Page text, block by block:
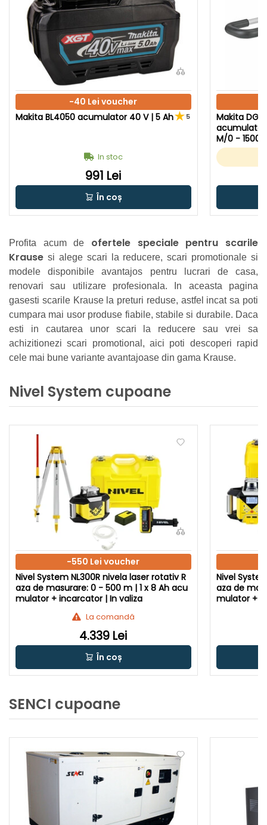
-40 Lei voucher
Makita BL4050 acumulator 40 V | 5 Ah
5
In stoc
991 Lei
În coș
Makita
acumulator
M/0 - 1500
ulator +
ginal
Profita acum de ofertele speciale pentru scarile
Krause si alege scari la reducere, scari promotionale si
modele disponibile avantajos pentru lucrari de casa,
renovari sau utilizare profesionala. In aceasta pagina
gasesti scarile Krause la preturi reduse, astfel incat sa poti
cumpara mai usor produse fiabile, stabile si durabile. Daca
esti in cautarea unor scari la reducere sau vrei sa
achizitionezi scari promotional, aici poti descoperi rapid
cele mai bune variante avantajoase din gama Krause.
Nivel System cupoane
-550 Lei voucher
Nivel System NL300R nivela laser rotativ R
aza de masurare: 0 - 500 m | 1 x 8 Ah acu
mulator + incarcator | In valiza
La comandă
4.339 Lei
În coș
Nivel
aza de
mulator +
SENCI cupoane